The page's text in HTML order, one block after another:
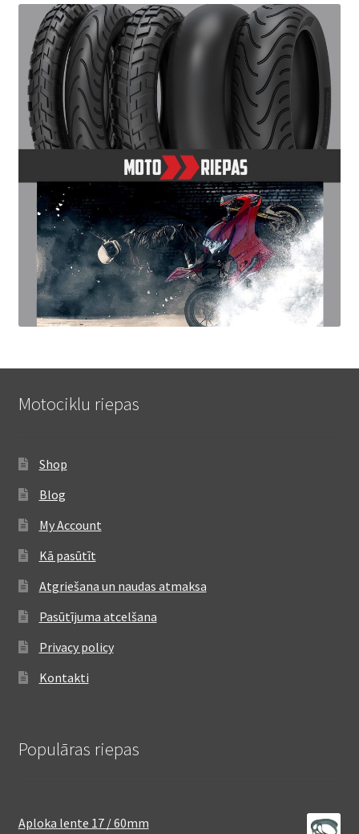
Motociklu riepas
Shop
Blog
My Account
Kā pasūtīt
Atgriešana un naudas atmaksa
Pasūtījuma atcelšana
Privacy policy
Kontakti
Populāras riepas
Aploka lente 17 / 60mm